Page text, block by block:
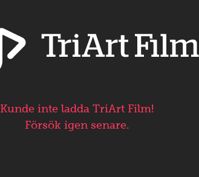
Kunde inte ladda TriArt Film!
Försök igen senare.